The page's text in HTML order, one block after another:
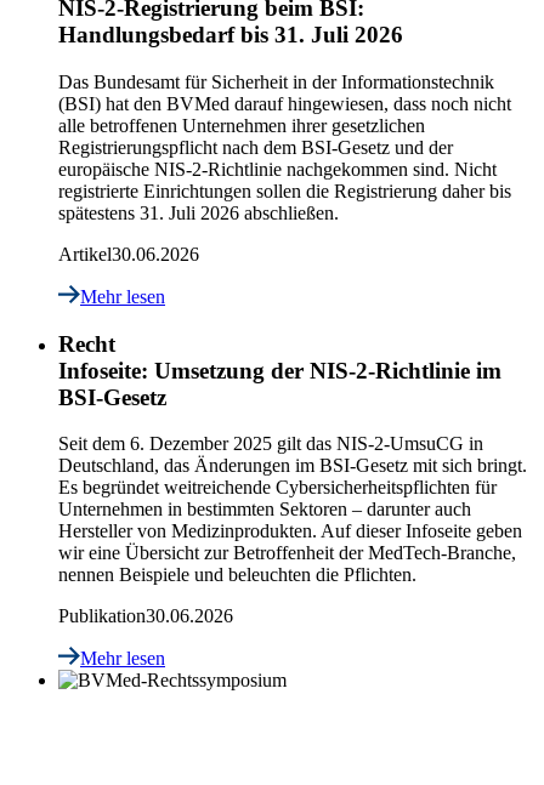
NIS-2-Registrierung beim BSI:
Handlungsbedarf bis 31. Juli 2026
Das Bundesamt für Sicherheit in der Informationstechnik
(BSI) hat den BVMed darauf hingewiesen, dass noch nicht
alle betroffenen Unternehmen ihrer gesetzlichen
Registrierungspflicht nach dem BSI-Gesetz und der
europäische NIS-2-Richtlinie nachgekommen sind. Nicht
registrierte Einrichtungen sollen die Registrierung daher bis
spätestens 31. Juli 2026 abschließen.
Artikel30.06.2026
Mehr lesen
Recht
Infoseite: Umsetzung der NIS-2-Richtlinie im
BSI-Gesetz
Seit dem 6. Dezember 2025 gilt das NIS-2-UmsuCG in
Deutschland, das Änderungen im BSI-Gesetz mit sich bringt.
Es begründet weitreichende Cybersicherheitspflichten für
Unternehmen in bestimmten Sektoren – darunter auch
Hersteller von Medizinprodukten. Auf dieser Infoseite geben
wir eine Übersicht zur Betroffenheit der MedTech-Branche,
nennen Beispiele und beleuchten die Pflichten.
Publikation30.06.2026
Mehr lesen